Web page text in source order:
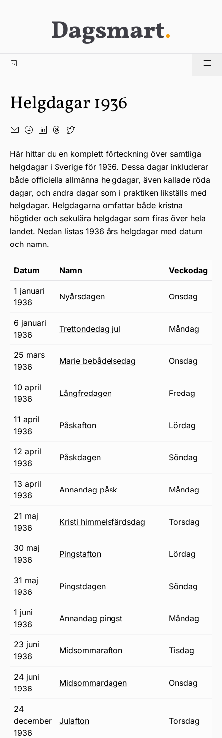
Dagsmart.
Helgdagar 1936
Här hittar du en komplett förteckning över samtliga
helgdagar i Sverige för 1936. Dessa dagar inkluderar
både officiella allmänna helgdagar, även kallade röda
dagar, och andra dagar som i praktiken likställs med
helgdagar. Helgdagarna omfattar både kristna
högtider och sekulära helgdagar som firas över hela
landet. Nedan listas 1936 års helgdagar med datum
och namn.
Datum Namn Veckodag
1 januari
1936
nyårsdagen onsdag
6 januari
1936
trettondedag jul måndag
25 mars
1936
Marie bebådelsedag onsdag
10 april
1936
långfredagen fredag
11 april
1936
påskafton lördag
12 april
1936
påskdagen söndag
13 april
1936
annandag påsk måndag
21 maj
1936
Kristi himmelsfärdsdag torsdag
30 maj
1936
pingstafton lördag
31 maj
1936
pingstdagen söndag
1 juni
1936
annandag pingst måndag
23 juni
1936
midsommarafton tisdag
24 juni
1936
midsommardagen onsdag
24
december
1936
julafton torsdag